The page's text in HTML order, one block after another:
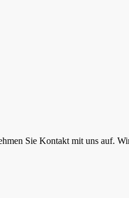
Sie Kontakt mit uns auf.